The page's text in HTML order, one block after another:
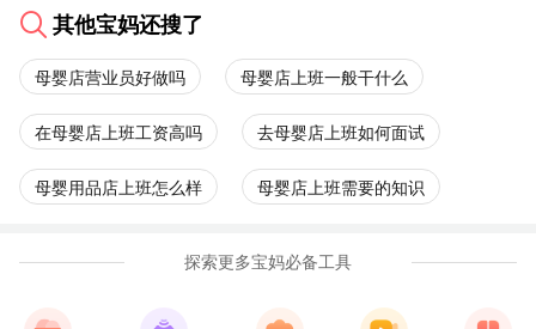
其他宝妈还搜了
母婴店营业员好做吗 母婴店上班一般干什么
在母婴店上班工资高吗 去母婴店上班如何面试
母婴用品店上班怎么样 母婴店上班需要的知识
探索更多宝妈必备工具